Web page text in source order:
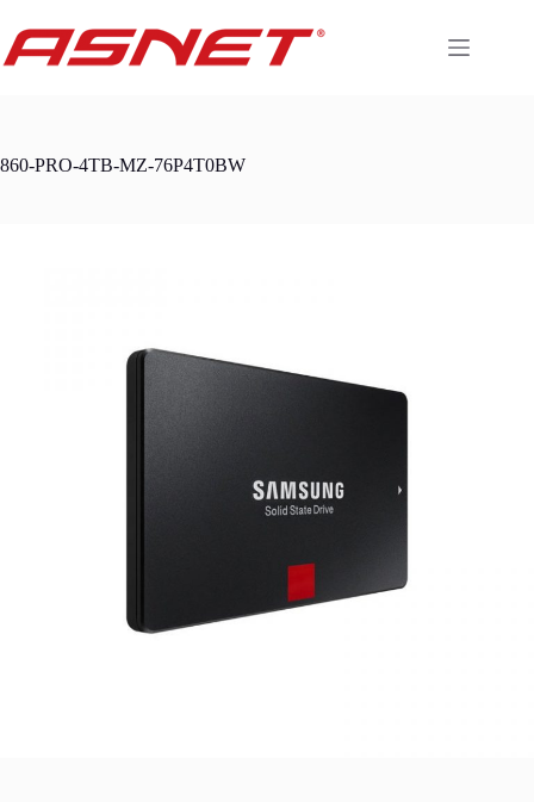
content
860-PRO-4TB-MZ-76P4T0BW